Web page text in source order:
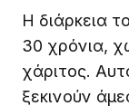
Η διάρκεια
30 χρόνια,
χάριτος.
ξεκινούν